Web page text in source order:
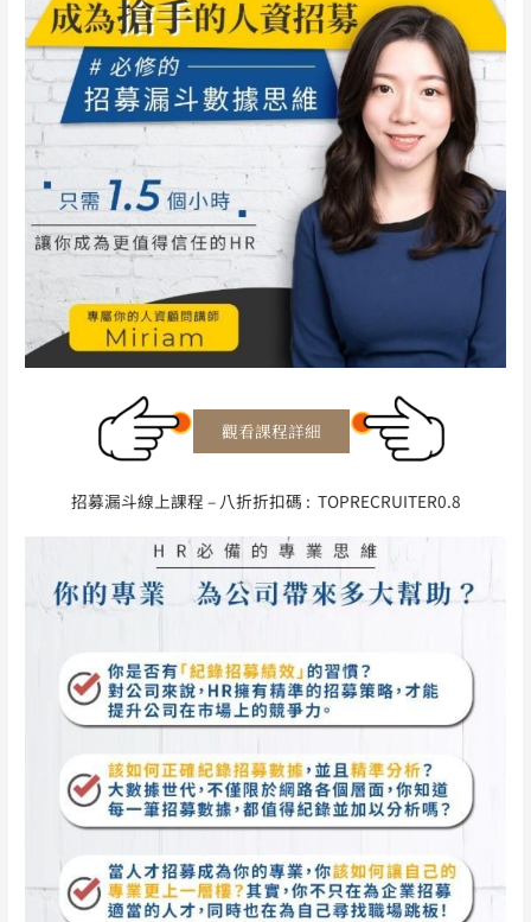
招募漏斗線上課程 – 八折折扣碼 : TOPRECRUITER0.8